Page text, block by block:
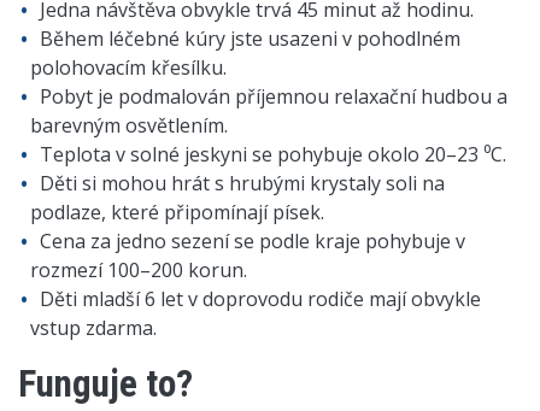
Jedna návštěva obvykle trvá 45 minut až hodinu.
Během léčebné kúry jste usazeni v pohodlném
polohovacím křesílku.
Pobyt je podmalován příjemnou relaxační hudbou a
barevným osvětlením.
Teplota v solné jeskyni se pohybuje okolo 20–23 ⁰C.
Děti si mohou hrát s hrubými krystaly soli na
podlaze, které připomínají písek.
Cena za jedno sezení se podle kraje pohybuje v
rozmezí 100–200 korun.
Děti mladší 6 let v doprovodu rodiče mají obvykle
vstup zdarma.
Funguje to?